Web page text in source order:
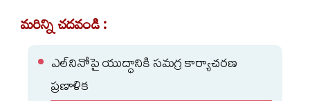
మరిన్ని చదవండి :
ఎల్‌నినోపై యుద్ధానికి సమగ్ర కార్యాచరణ
ప్రణాళిక